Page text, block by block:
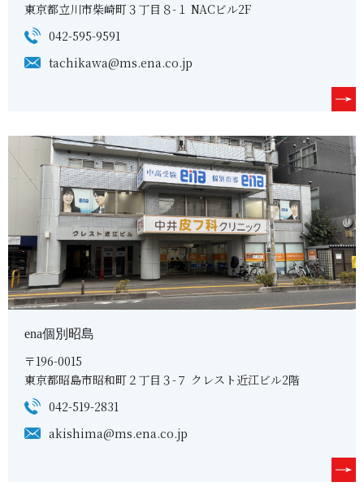
東京都立川市柴崎町３丁目８-１ NACビル2F
042-595-9591
tachikawa@ms.ena.co.jp
ena個別昭島
〒196-0015
東京都昭島市昭和町２丁目３-７ クレスト近江ビル2階
042-519-2831
akishima@ms.ena.co.jp